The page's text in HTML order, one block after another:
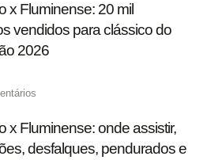
x Fluminense: 20 mil
vendidos para clássico do
2026
x Fluminense: onde assistir,
desfalques, pendurados e